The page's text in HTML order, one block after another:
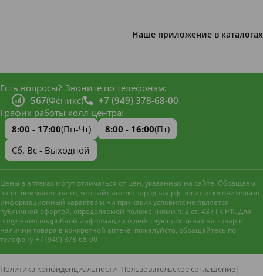
Наше приложение в каталогах
Есть вопросы? Звоните по телефонам:
567(Феникс)
+7 (949) 378-68-00
График работы колл-центра:
8:00 - 17:00(Пн-Чт) 8:00 - 16:00(Пт)
Сб, Вс - Выходной
Цены в аптеках могут отличаться от цен, указанных на сайте. Обращаем
ваше внимание на то, что сайт аптеканародная.рф носит исключительно
информационный характер и ни при каких условиях не является
публичной офертой, определяемой положениями п. 2 ст. 437 ГК РФ. Для
получения подробной информации о действующих ценах на товар и
наличии товара в конкретной аптеке, пожалуйста, обращайтесь по
телефону +7 (949) 378-68-00
Политика конфиденциальности Пользовательское соглашение
Наш сайт использует файлы
улучшения работы и анализа